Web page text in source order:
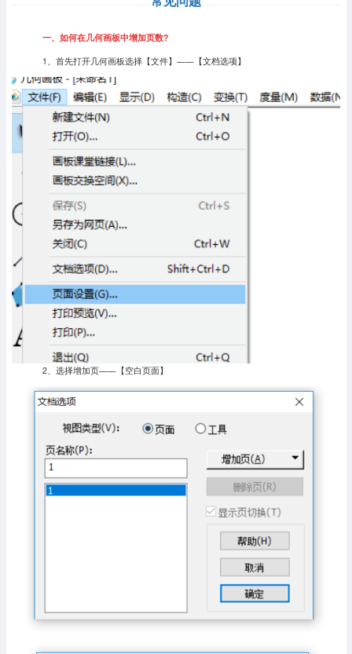
一、如何在几何画板中增加页数?
1、首先打开几何画板选择【文件】——【文档选项】
2、选择增加页——【空白页面】